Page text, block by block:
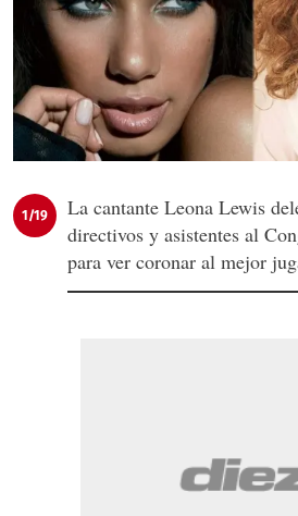
1/19
La cantante Leona Lewis
directivos y asistentes al
para ver coronar al mejor